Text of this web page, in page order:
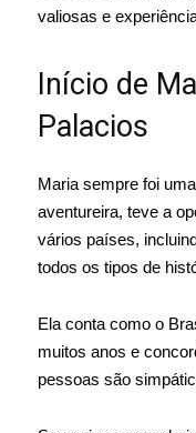
valiosas e
Início de
Palacios
Maria sempre foi
aventureira, teve a
vários países,
todos os tipos de
Ela conta como o
muitos anos e
pessoas são